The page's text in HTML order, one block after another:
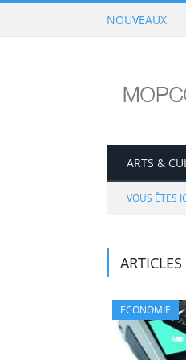
NOUVEAUX
ARTS &
VOUS ÊTES
ECONOMIE